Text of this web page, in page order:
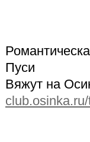
Пуси
Вяжут на